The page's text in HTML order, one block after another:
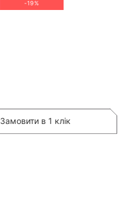
-19%
Замовити в 1 клік